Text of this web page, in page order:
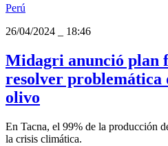
Perú
26/04/2024
18:46
Midagri anunció plan
resolver problemática
olivo
En Tacna, el 99% de la producción
la crisis climática.